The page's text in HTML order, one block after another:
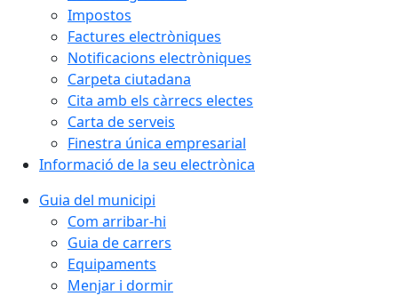
Impostos
Factures electròniques
Notificacions electròniques
Carpeta ciutadana
Cita amb els càrrecs electes
Carta de serveis
Finestra única empresarial
Informació de la seu electrònica
Guia del municipi
Com arribar-hi
Guia de carrers
Equipaments
Menjar i dormir